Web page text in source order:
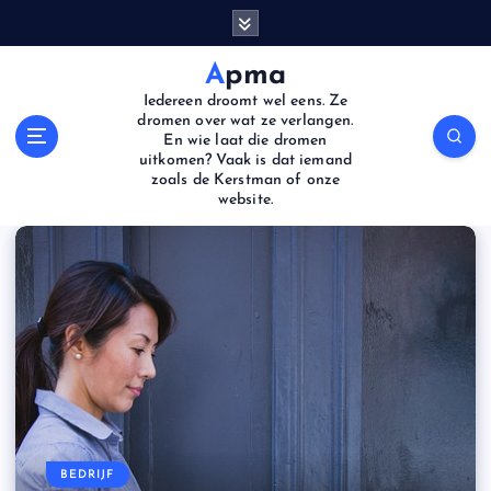
Apma
Iedereen droomt wel eens. Ze
dromen over wat ze verlangen.
En wie laat die dromen
uitkomen? Vaak is dat iemand
zoals de Kerstman of onze
website.
WINKELEN
BEDRIJF
CULTUUR
GEZONDHEID
LIEFDE